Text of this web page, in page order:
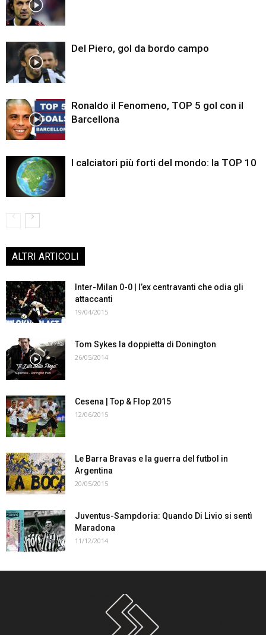
Del Piero, gol da bordo campo
Ronaldo il Fenomeno, TOP 5 gol con il
Barcellona
I calciatori più forti del mondo: la TOP 10
ALTRI ARTICOLI
Inter-Milan 0-0 | l’ex centravanti che odia gli
attaccanti
19/04/2015
Tom Sykes la doppietta di Donington
26/05/2014
Cesena | Top & Flop 2015
12/06/2015
Le Barra Bravas e la guerra del futbol in
Argentina
20/05/2015
Juventus-Sampdoria: Quando Di Livio si sentì
Maradona
11/12/2014